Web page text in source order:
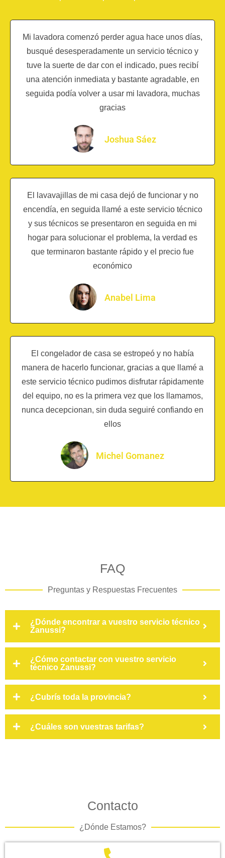
Mi lavadora comenzó perder agua hace unos días,
busqué desesperadamente un servicio técnico y
tuve la suerte de dar con el indicado, pues recibí
una atención inmediata y bastante agradable, en
seguida podía volver a usar mi lavadora, muchas
gracias
Joshua Sáez
El lavavajillas de mi casa dejó de funcionar y no
encendía, en seguida llamé a este servicio técnico
y sus técnicos se presentaron en seguida en mi
hogar para solucionar el problema, la verdad es
que terminaron bastante rápido y el precio fue
económico
Anabel Lima
El congelador de casa se estropeó y no había
manera de hacerlo funcionar, gracias a que llamé a
este servicio técnico pudimos disfrutar rápidamente
del equipo, no es la primera vez que los llamamos,
nunca decepcionan, sin duda seguiré confiando en
ellos
Michel Gomanez
FAQ
Preguntas y Respuestas Frecuentes
¿Dónde encontrar a vuestro servicio técnico
Zanussi?
¿Cómo contactar con vuestro servicio
técnico Zanussi?
¿Cubrís toda la provincia?
¿Cuáles son vuestras tarifas?
Contacto
¿Dónde Estamos?